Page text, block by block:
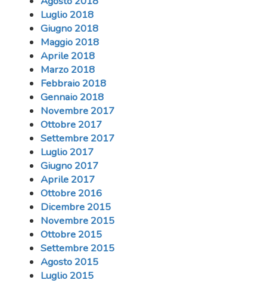
Luglio 2018
Giugno 2018
Maggio 2018
Aprile 2018
Marzo 2018
Febbraio 2018
Gennaio 2018
Novembre 2017
Ottobre 2017
Settembre 2017
Luglio 2017
Giugno 2017
Aprile 2017
Ottobre 2016
Dicembre 2015
Novembre 2015
Ottobre 2015
Settembre 2015
Agosto 2015
Luglio 2015